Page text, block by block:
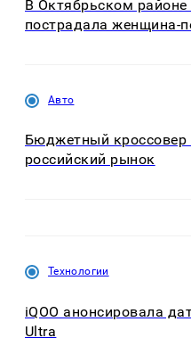
В Октябрьском районе
пострадала женщина-
Авто
Бюджетный
российский рынок
Технологии
iQOO анонсировала
Ultra